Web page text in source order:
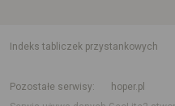
indeks tabliczek przystankowych
Pozostałe serwisy
hoper.pl